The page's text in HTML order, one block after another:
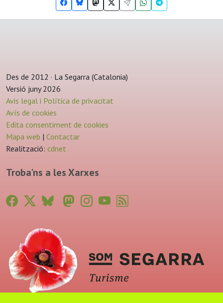
Des de 2012 · La Segarra (Catalonia)
Versió juny 2026
Avis legal i Política de privacitat
Avís de cookies
Edita consentiment de cookies
Mapa web | Contactar
Realització: cdnet
Troba'ns a les Xarxes